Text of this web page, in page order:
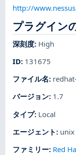
http://
プラグイン
深刻度: High
ID: 131675
ファイル名:
バージョン: 1.7
タイプ: Local
エージェント : unix
ファミリー: Red